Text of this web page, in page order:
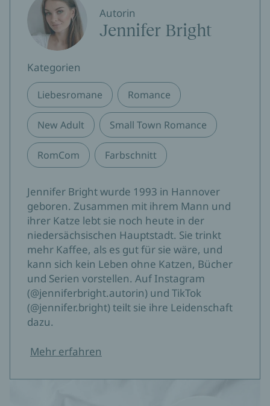
Autorin
Jennifer Bright
Kategorien
Liebesromane Romance
New Adult Small Town Romance
RomCom Farbschnitt
Jennifer Bright wurde 1993 in Hannover
geboren. Zusammen mit ihrem Mann und
ihrer Katze lebt sie noch heute in der
niedersächsischen Hauptstadt. Sie trinkt
mehr Kaffee, als es gut für sie wäre, und
kann sich kein Leben ohne Katzen, Bücher
und Serien vorstellen. Auf Instagram
(@jenniferbright.autorin) und TikTok
(@jennifer.bright) teilt sie ihre Leidenschaft
dazu.
Mehr erfahren